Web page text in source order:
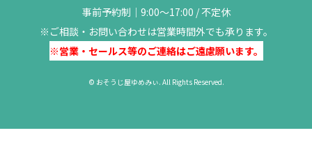
事前予約制｜9:00～17:00 / 不定休
※ご相談・お問い合わせは営業時間外でも承ります。
※営業・セールス等のご連絡はご遠慮願います。
© おそうじ屋ゆめみぃ. All Rights Reserved.